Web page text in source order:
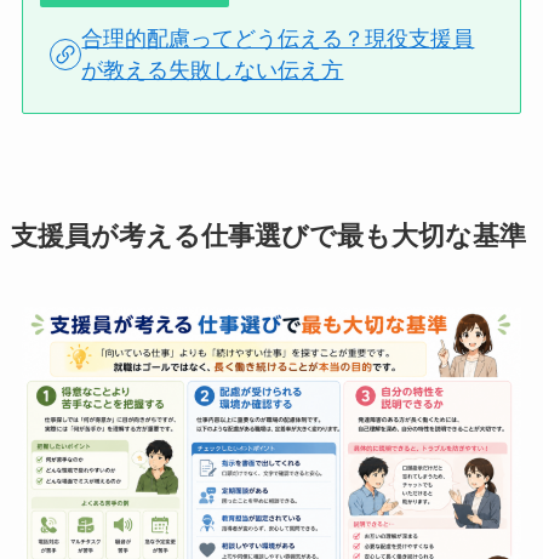
合理的配慮ってどう伝える？現役支援員
が教える失敗しない伝え方
支援員が考える仕事選びで最も大切な基準